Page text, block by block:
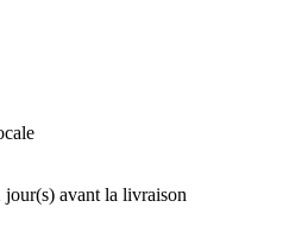
jour(s) avant la livraison